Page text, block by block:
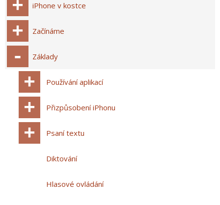
iPhone v kostce
Začínáme
Základy
Používání aplikací
Přizpůsobení iPhonu
Psaní textu
Diktování
Hlasové ovládání